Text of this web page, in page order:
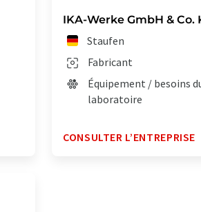
IKA-Werke GmbH & Co.
Staufen
Fabricant
Équipement / besoins
laboratoire
CONSULTER L’ENTREPRISE